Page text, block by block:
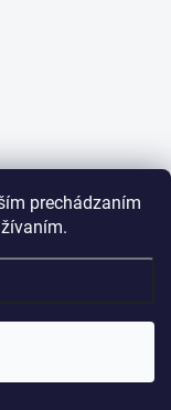
prechádzaním